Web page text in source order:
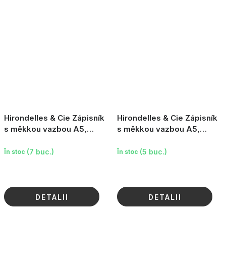
Hirondelles & Cie Zápisník
s měkkou vazbou A5,
În stoc (7 buc.)
DETALII
Hirondelles & Cie Zápisník
s měkkou vazbou A5,
În stoc (5 buc.)
DETALII